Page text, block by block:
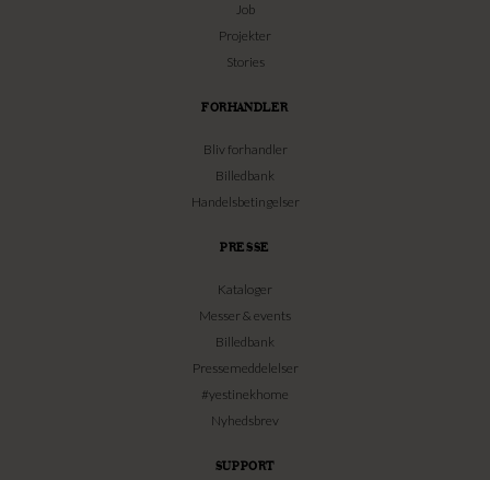
Job
Projekter
Stories
FORHANDLER
Bliv forhandler
Billedbank
Handelsbetingelser
PRESSE
Kataloger
Messer & events
Billedbank
Pressemeddelelser
#yestinekhome
Nyhedsbrev
SUPPORT